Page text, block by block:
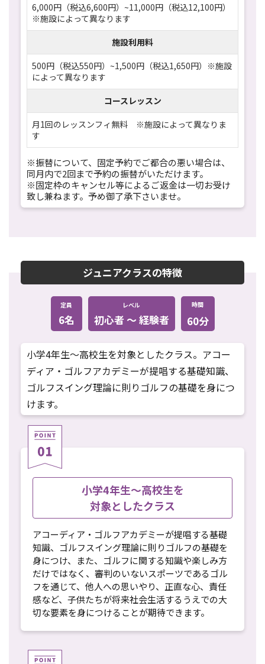
6,000円（税込6,600円）~11,000円（税込12,100円）
※施設によって異なります
施設利用料
500円（税込550円）~1,500円（税込1,650円）※施設
によって異なります
コースレッスン
月1回のレッスンフィ無料 ※施設によって異なりま
す
※振替について、固定予約でご都合の悪い場合は、
同月内で2回まで予約の振替がいただけます。
※固定枠のキャンセル等によるご返金は一切お受け
致し兼ねます。予め御了承下さいませ。
ジュニアクラスの特徴
定員
6名
レベル
初心者 〜 経験者
時間
60分
小学4年生～高校生を対象としたクラス。アコー
ディア・ゴルフアカデミーが提唱する基礎知識、
ゴルフスイング理論に則りゴルフの基礎を身につ
けます。
小学4年生～高校生を
対象としたクラス
アコーディア・ゴルフアカデミーが提唱する基礎
知識、ゴルフスイング理論に則りゴルフの基礎を
身につけ、また、ゴルフに関する知識や楽しみ方
だけではなく、審判のいないスポーツであるゴル
フを通じて、他人への思いやり、正直な心、責任
感など、子供たちが将来社会生活するうえでの大
切な要素を身につけることが期待できます。